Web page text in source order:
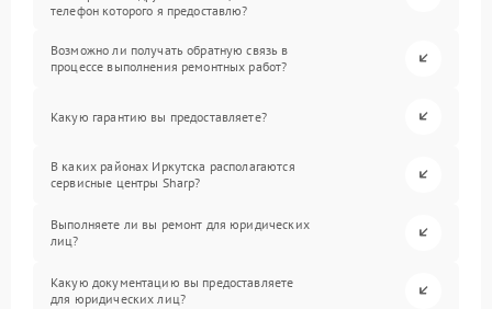
телефон которого я предоставлю?
Возможно ли получать обратную связь в
процессе выполнения ремонтных работ?
Какую гарантию вы предоставляете?
В каких районах Иркутска располагаются
сервисные центры Sharp?
Выполняете ли вы ремонт для юридических
лиц?
Какую документацию вы предоставляете
для юридических лиц?